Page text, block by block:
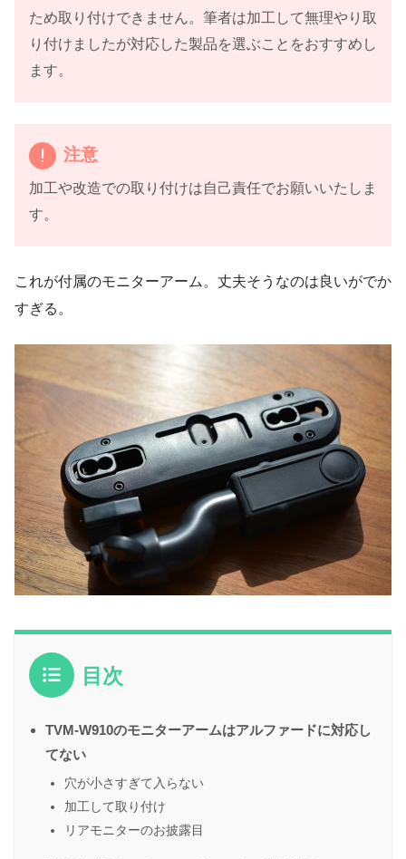
ため取り付けできません。筆者は加工して無理やり取
り付けましたが対応した製品を選ぶことをおすすめし
ます。
注意
加工や改造での取り付けは自己責任でお願いいたしま
す。
これが付属のモニターアーム。丈夫そうなのは良いがでか
すぎる。
目次
TVM-W910のモニターアームはアルファードに対応し
てない
穴が小さすぎて入らない
加工して取り付け
リアモニターのお披露目